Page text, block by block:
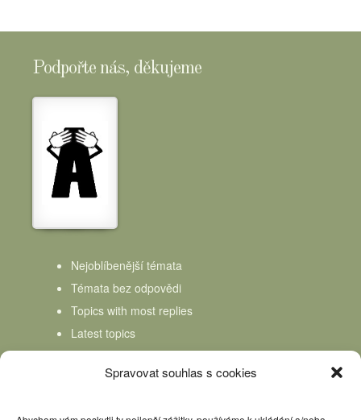
Spravovat souhlas s cookies
Podpořte nás, děkujeme
Nejoblíbenější témata
Témata bez odpovědi
Topics with most replies
Latest topics
Topics Freshness